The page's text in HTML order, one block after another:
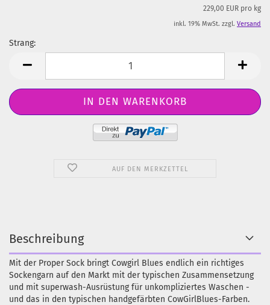
229,00 EUR pro kg
inkl. 19% MwSt. zzgl. Versand
Strang:
AUF DEN MERKZETTEL
Beschreibung
Mit der Proper Sock bringt Cowgirl Blues endlich ein richtiges
Sockengarn auf den Markt mit der typischen Zusammensetzung
und mit superwash-Ausrüstung für unkompliziertes Waschen -
und das in den typischen handgefärbten CowGirlBlues-Farben.